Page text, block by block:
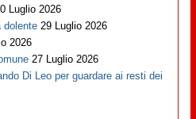
Luglio 2026
dolente 29 Luglio 2026
2026
27 Luglio 2026
Di Leo per guardare ai resti dei